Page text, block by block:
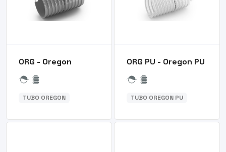
ORG - Oregon
TUBO OREGON
ORG PU - Oregon PU
TUBO OREGON PU